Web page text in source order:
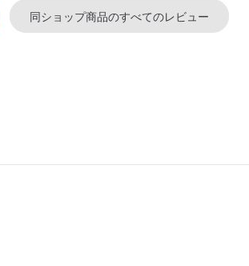
同ショップ商品のすべてのレビュー